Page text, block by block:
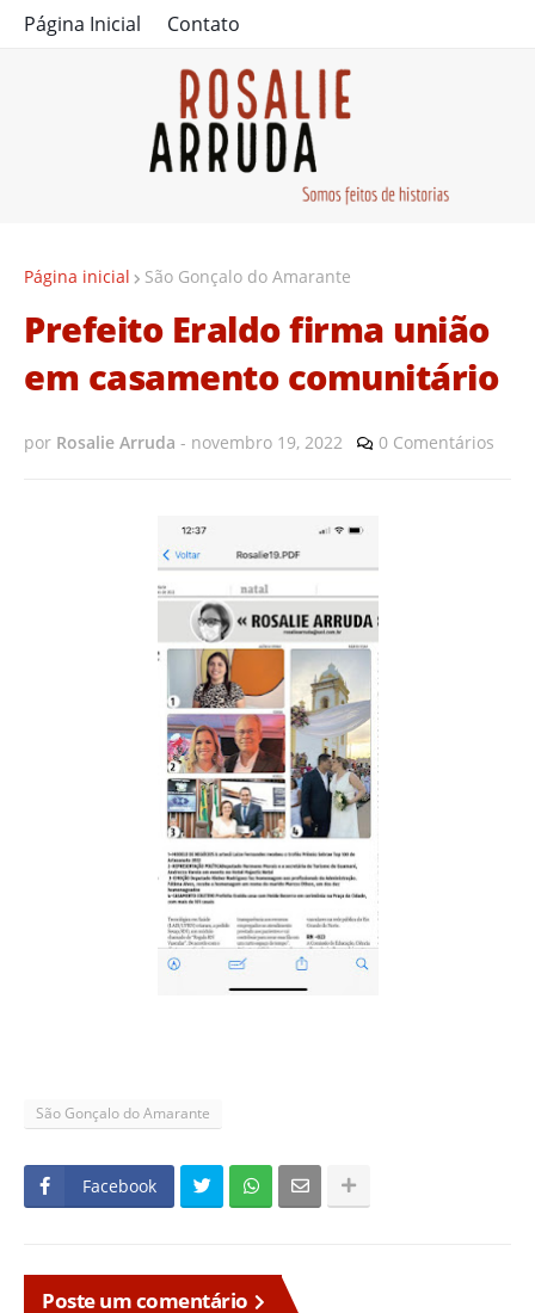
Página Inicial Contato
Página inicial São Gonçalo do Amarante
Prefeito Eraldo firma união
em casamento comunitário
por Rosalie Arruda - novembro 19, 2022 0 Comentários
São Gonçalo do Amarante
Facebook
Poste um comentário